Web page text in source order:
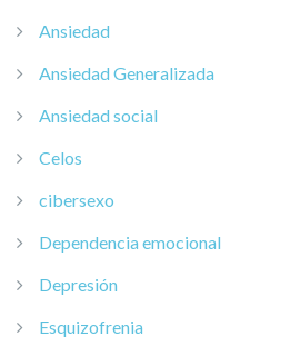
Ansiedad
Ansiedad Generalizada
Ansiedad social
Celos
cibersexo
Dependencia emocional
Depresión
Esquizofrenia